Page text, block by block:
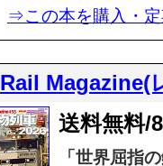
⇒この本を購入・
Rail Magazine(
送料無料/
「世界屈指